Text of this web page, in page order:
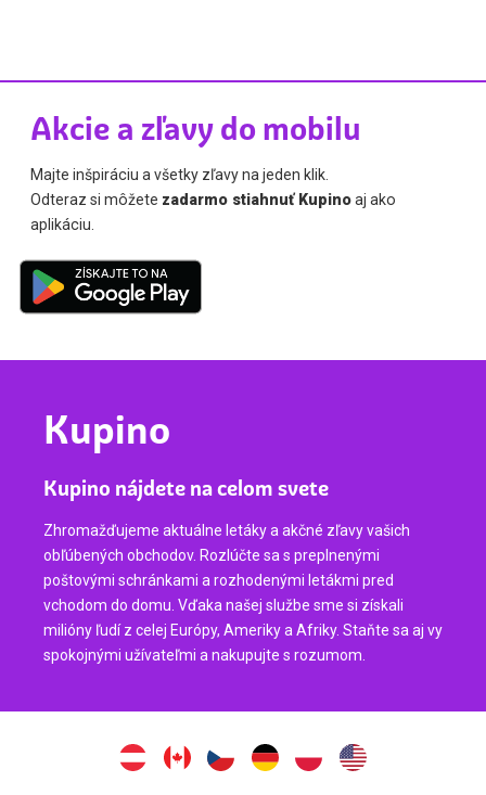
Akcie a zľavy do mobilu
Majte inšpiráciu a všetky zľavy na jeden klik.
Odteraz si môžete zadarmo stiahnuť Kupinoaj ako
aplikáciu.
Kupino
Kupino nájdete na celom svete
Zhromažďujeme aktuálne letáky a akčné zľavy vašich
obľúbených obchodov. Rozlúčte sa s preplnenými
poštovými schránkami a rozhodenými letákmi pred
vchodom do domu. Vďaka našej službe sme si získali
milióny ľudí z celej Európy, Ameriky a Afriky. Staňte sa aj vy
spokojnými užívateľmi a nakupujte s rozumom.